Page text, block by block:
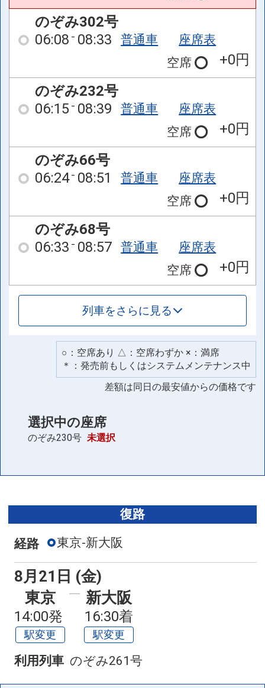
のぞみ302号
06:08 08:33 普通車
座席表
空席
+0円
のぞみ232号
06:15 08:39 普通車
座席表
空席
+0円
のぞみ66号
06:24 08:51 普通車
座席表
空席
+0円
のぞみ68号
06:33 08:57 普通車
座席表
空席
+0円
列車をさらに見る
○：空席あり △：空席わずか ×：満席
＊：発売前もしくはシステムメンテナンス中
差額は同日の最安値からの価格です
選択中の座席
のぞみ230号 未選択
復路
経路 東京-新大阪
8月21日 (金)
東京
14:00発
駅変更
新大阪
16:30着
駅変更
利用列車 のぞみ261号